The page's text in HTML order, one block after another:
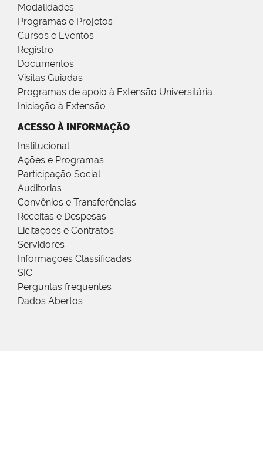
Modalidades
Programas e Projetos
Cursos e Eventos
Registro
Documentos
Visitas Guiadas
Programas de apoio à Extensão Universitária
Iniciação à Extensão
ACESSO À INFORMAÇÃO
Institucional
Ações e Programas
Participação Social
Auditorias
Convênios e Transferências
Receitas e Despesas
Licitações e Contratos
Servidores
Informações Classificadas
SIC
Perguntas frequentes
Dados Abertos